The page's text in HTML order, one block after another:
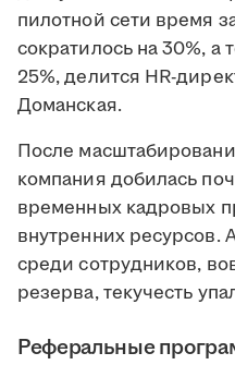
пилотной сети время
сократилось на 30%, а
25%, делится HR-
Доманская.
После
компания добилась
временных кадровых
внутренних ресурсов.
среди сотрудников,
резерва, текучесть
Реферальные